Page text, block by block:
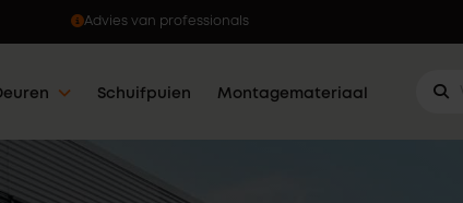
Ophalen wanneer jou dat uitkomt
Schuifpuien Montagemateriaal